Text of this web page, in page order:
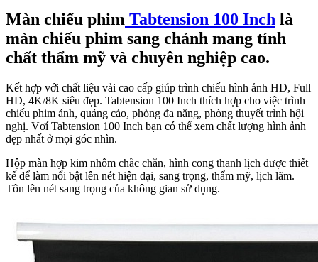
Màn chiếu phim Tabtension 100 Inch là
màn chiếu phim sang chảnh mang tính
chất thẩm mỹ và chuyên nghiệp cao.
Kết hợp với chất liệu vải cao cấp giúp trình chiếu hình ảnh HD, Full
HD, 4K/8K siêu đẹp. Tabtension 100 Inch thích hợp cho việc trình
chiếu phim ảnh, quảng cáo, phòng đa năng, phòng thuyết trình hội
nghị. Vơí Tabtension 100 Inch bạn có thể xem chất lượng hình ảnh
đẹp nhất ở mọi góc nhìn.
Hộp màn hợp kim nhôm chắc chắn, hình cong thanh lịch được thiết
kế để làm nổi bật lên nét hiện đại, sang trọng, thẩm mỹ, lịch lãm.
Tôn lên nét sang trọng của không gian sử dụng.